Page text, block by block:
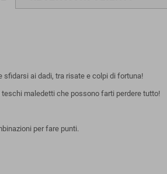
ai dadi, tra risate e colpi di fortuna!
maledetti che possono farti perdere tutto!
per fare punti.